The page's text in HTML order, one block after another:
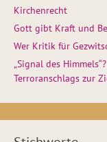
Kirchenrecht
Gott gibt Kraft und
Wer Kritik für
„Signal des
Terroranschlags zur